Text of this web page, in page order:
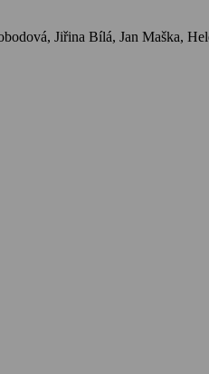
Herci: Jiřina Bohdalová,